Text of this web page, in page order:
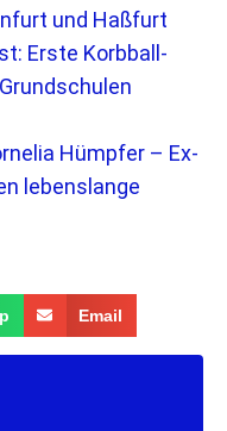
und Haßfurt
Erste Korbball-
Hümpfer – Ex-
lebenslange
Email